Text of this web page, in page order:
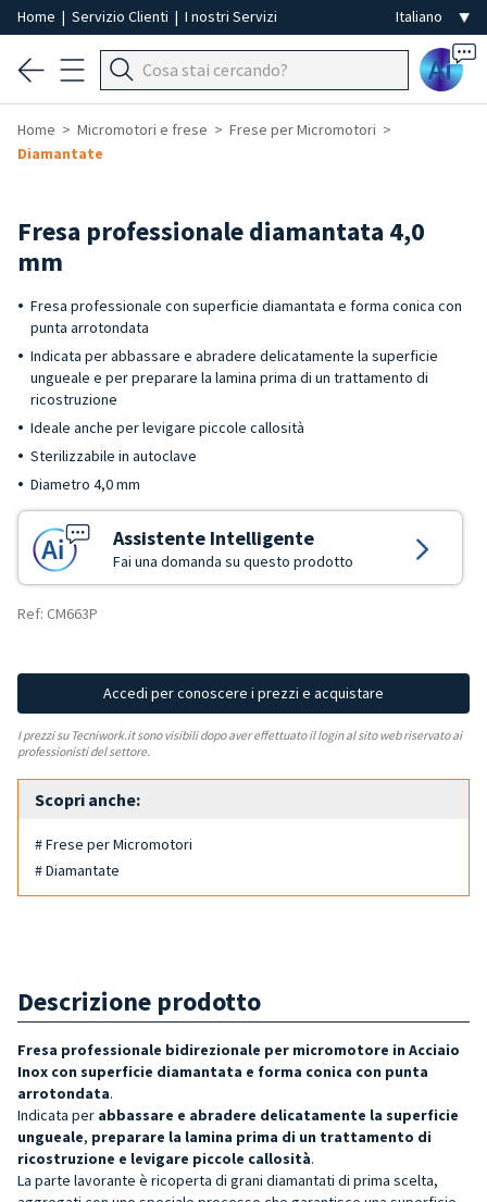
Home | Servizio Clienti | I nostri Servizi
Ai
Home Micromotori e frese
Frese per Micromotori
Diamantate
Fresa professionale diamantata 4,0
mm
Fresa professionale con superficie diamantata e forma conica con
punta arrotondata
Indicata per abbassare e abradere delicatamente la superficie
ungueale e per preparare la lamina prima di un trattamento di
ricostruzione
Ideale anche per levigare piccole callosità
Sterilizzabile in autoclave
Diametro 4,0 mm
Assistente Intelligente
Fai una domanda su questo prodotto
Ref: CM663P
Accedi per conoscere i prezzi e acquistare
I prezzi su Tecniwork.it sono visibili dopo aver effettuato il login al sito web riservato ai
professionisti del settore.
Scopri anche:
# Frese per Micromotori
# Diamantate
Descrizione prodotto
Fresa professionale bidirezionale per micromotore in Acciaio
Inox con superficie diamantata e forma conica con punta
arrotondata.
Indicata per abbassare e abradere delicatamente la superficie
ungueale, preparare la lamina prima di un trattamento di
ricostruzione e levigare piccole callosità.
La parte lavorante è ricoperta di grani diamantati di prima scelta,